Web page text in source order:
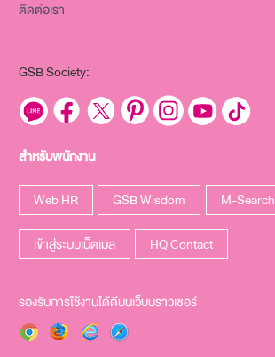
ติดต่อเรา
GSB Society:
สำหรับพนักงาน
Web HR GSB Wisdom M-Search
เข้าสู่ระบบเน็ตเมล HQ Contact
รองรับการใช้งานได้ดีบนเว็บบราวเซอร์